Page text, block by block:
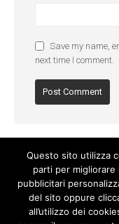
Save my name,
next time I comment.
Questo sito utilizza
parti per migliorare
pubblicitari
del sito oppure
all’utilizzo dei